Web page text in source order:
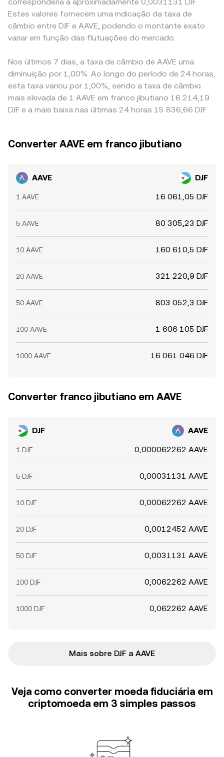
Estes valores fornecem uma indicação da taxa de
câmbio entre DJF e AAVE, podendo o montante exato
variar em função das flutuações do mercado.
Nos últimos 7 dias, a taxa de câmbio de AAVE uma
diminuição por 1,00%. Ao longo do período de 24 horas,
esta taxa variou por 1,00%, sendo a taxa de câmbio
mais elevada de 1 AAVE em franco jibutiano 16 214,19
DJF e a mais baixa nas últimas 24 horas 15 836,66 DJF.
Converter AAVE em franco jibutiano
AAVE DJF
1 AAVE 16 061,05 DJF
5 AAVE 80 305,23 DJF
10 AAVE 160 610,5 DJF
20 AAVE 321 220,9 DJF
50 AAVE 803 052,3 DJF
100 AAVE 1 606 105 DJF
1000 AAVE 16 061 046 DJF
Converter franco jibutiano em AAVE
DJF AAVE
1 DJF 0,000062262 AAVE
5 DJF 0,00031131 AAVE
10 DJF 0,00062262 AAVE
20 DJF 0,0012452 AAVE
50 DJF 0,0031131 AAVE
100 DJF 0,0062262 AAVE
1000 DJF 0,062262 AAVE
Mais sobre DJF a AAVE
Veja como converter moeda fiduciária em
criptomoeda em 3 simples passos